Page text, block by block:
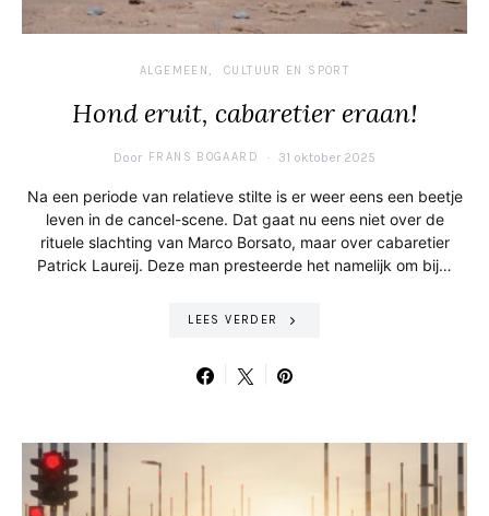
ALGEMEEN CULTUUR EN SPORT
Hond eruit, cabaretier eraan!
Door FRANS BOGAARD 31 oktober 2025
Na een periode van relatieve stilte is er weer eens een beetje
leven in de cancel-scene. Dat gaat nu eens niet over de
rituele slachting van Marco Borsato, maar over cabaretier
Patrick Laureij. Deze man presteerde het namelijk om bij…
LEES VERDER